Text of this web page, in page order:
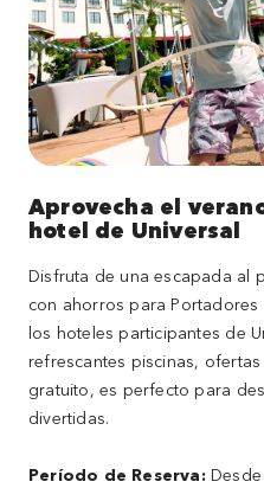
Aprovecha el
hotel de Universal
Disfruta de una escapada al
con ahorros para
los hoteles participantes de
refrescantes piscinas,
gratuito, es perfecto para
divertidas.
Período de Reserva:Desde